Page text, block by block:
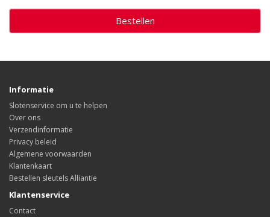
Bestellen
Informatie
Slotenservice om u te helpen
Over ons
Verzendinformatie
Privacy beleid
Algemene voorwaarden
Klantenkaart
Bestellen sleutels Alliantie
Klantenservice
Contact